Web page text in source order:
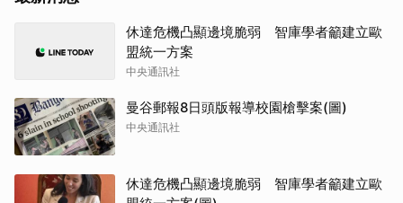
休達危機凸顯邊境脆弱 智庫學者籲建立歐
盟統一方案
中央通訊社
曼谷郵報8日頭版報導校園槍擊案(圖)
中央通訊社
休達危機凸顯邊境脆弱 智庫學者籲建立歐